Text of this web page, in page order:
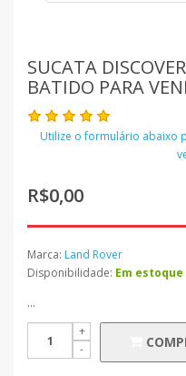
SUCATA
BATIDO PARA
Utilize o formulário abaixo
R$0,00
Marca: Land Rover
Disponibilidade: Em estoque
...